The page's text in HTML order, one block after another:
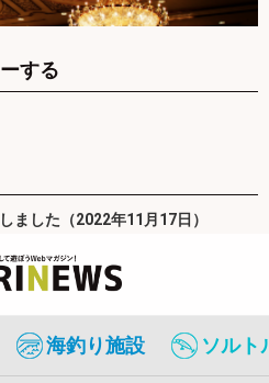
する
ました（2022年11月17日）
海釣り施設 ソルト